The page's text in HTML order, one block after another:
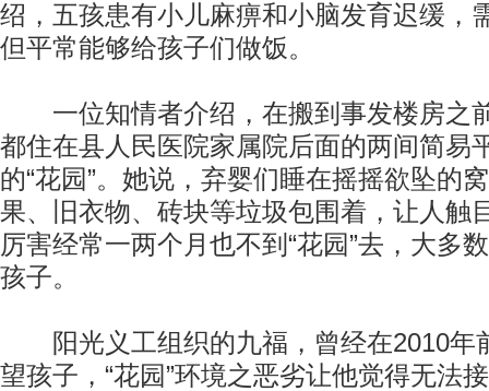
绍，五孩患有小儿麻痹和小脑发育迟缓，
但平常能够给孩子们做饭。
一位知情者介绍，在搬到事发楼房之
都住在县人民医院家属院后面的两间简易
的“花园”。她说，弃婴们睡在摇摇欲坠的
果、旧衣物、砖块等垃圾包围着，让人触
厉害经常一两个月也不到“花园”去，大多
孩子。
阳光义工组织的九福，曾经在2010年
望孩子，“花园”环境之恶劣让他觉得无法